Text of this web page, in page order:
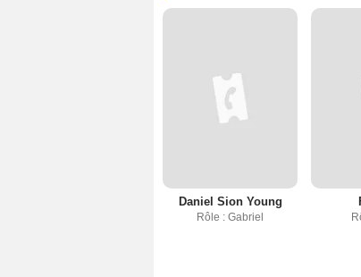
Daniel Sion Young
Rôle : Gabriel